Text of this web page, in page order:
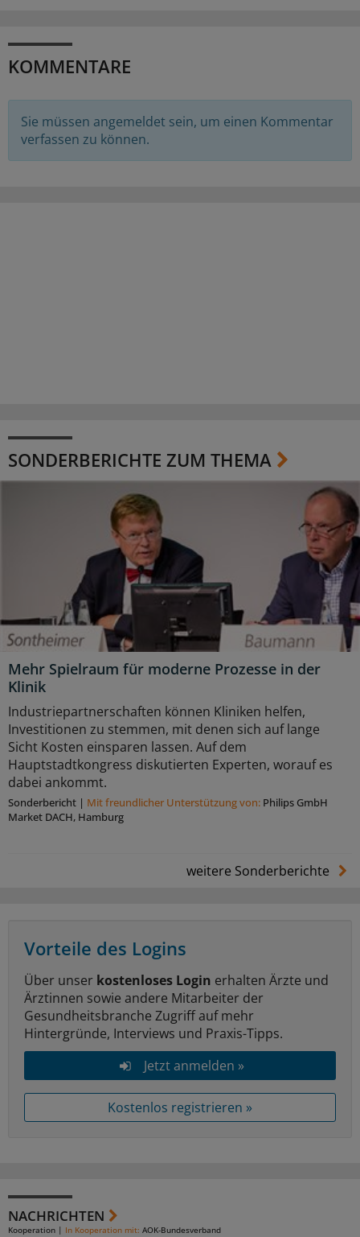
KOMMENTARE
Sie müssen angemeldet sein, um einen Kommentar
verfassen zu können.
SONDERBERICHTE ZUM THEMA
Mehr Spielraum für moderne Prozesse in der
Klinik
Industriepartnerschaften können Kliniken helfen,
Investitionen zu stemmen, mit denen sich auf lange
Sicht Kosten einsparen lassen. Auf dem
Hauptstadtkongress diskutierten Experten, worauf es
dabei ankommt.
Sonderbericht | Mit freundlicher Unterstützung von: Philips GmbH
Market DACH, Hamburg
weitere Sonderberichte
Vorteile des Logins
Über unser kostenloses Login erhalten Ärzte und
Ärztinnen sowie andere Mitarbeiter der
Gesundheitsbranche Zugriff auf mehr
Hintergründe, Interviews und Praxis-Tipps.
Jetzt anmelden »
Kostenlos registrieren »
NACHRICHTEN
Kooperation In Kooperation mit: AOK-Bundesverband